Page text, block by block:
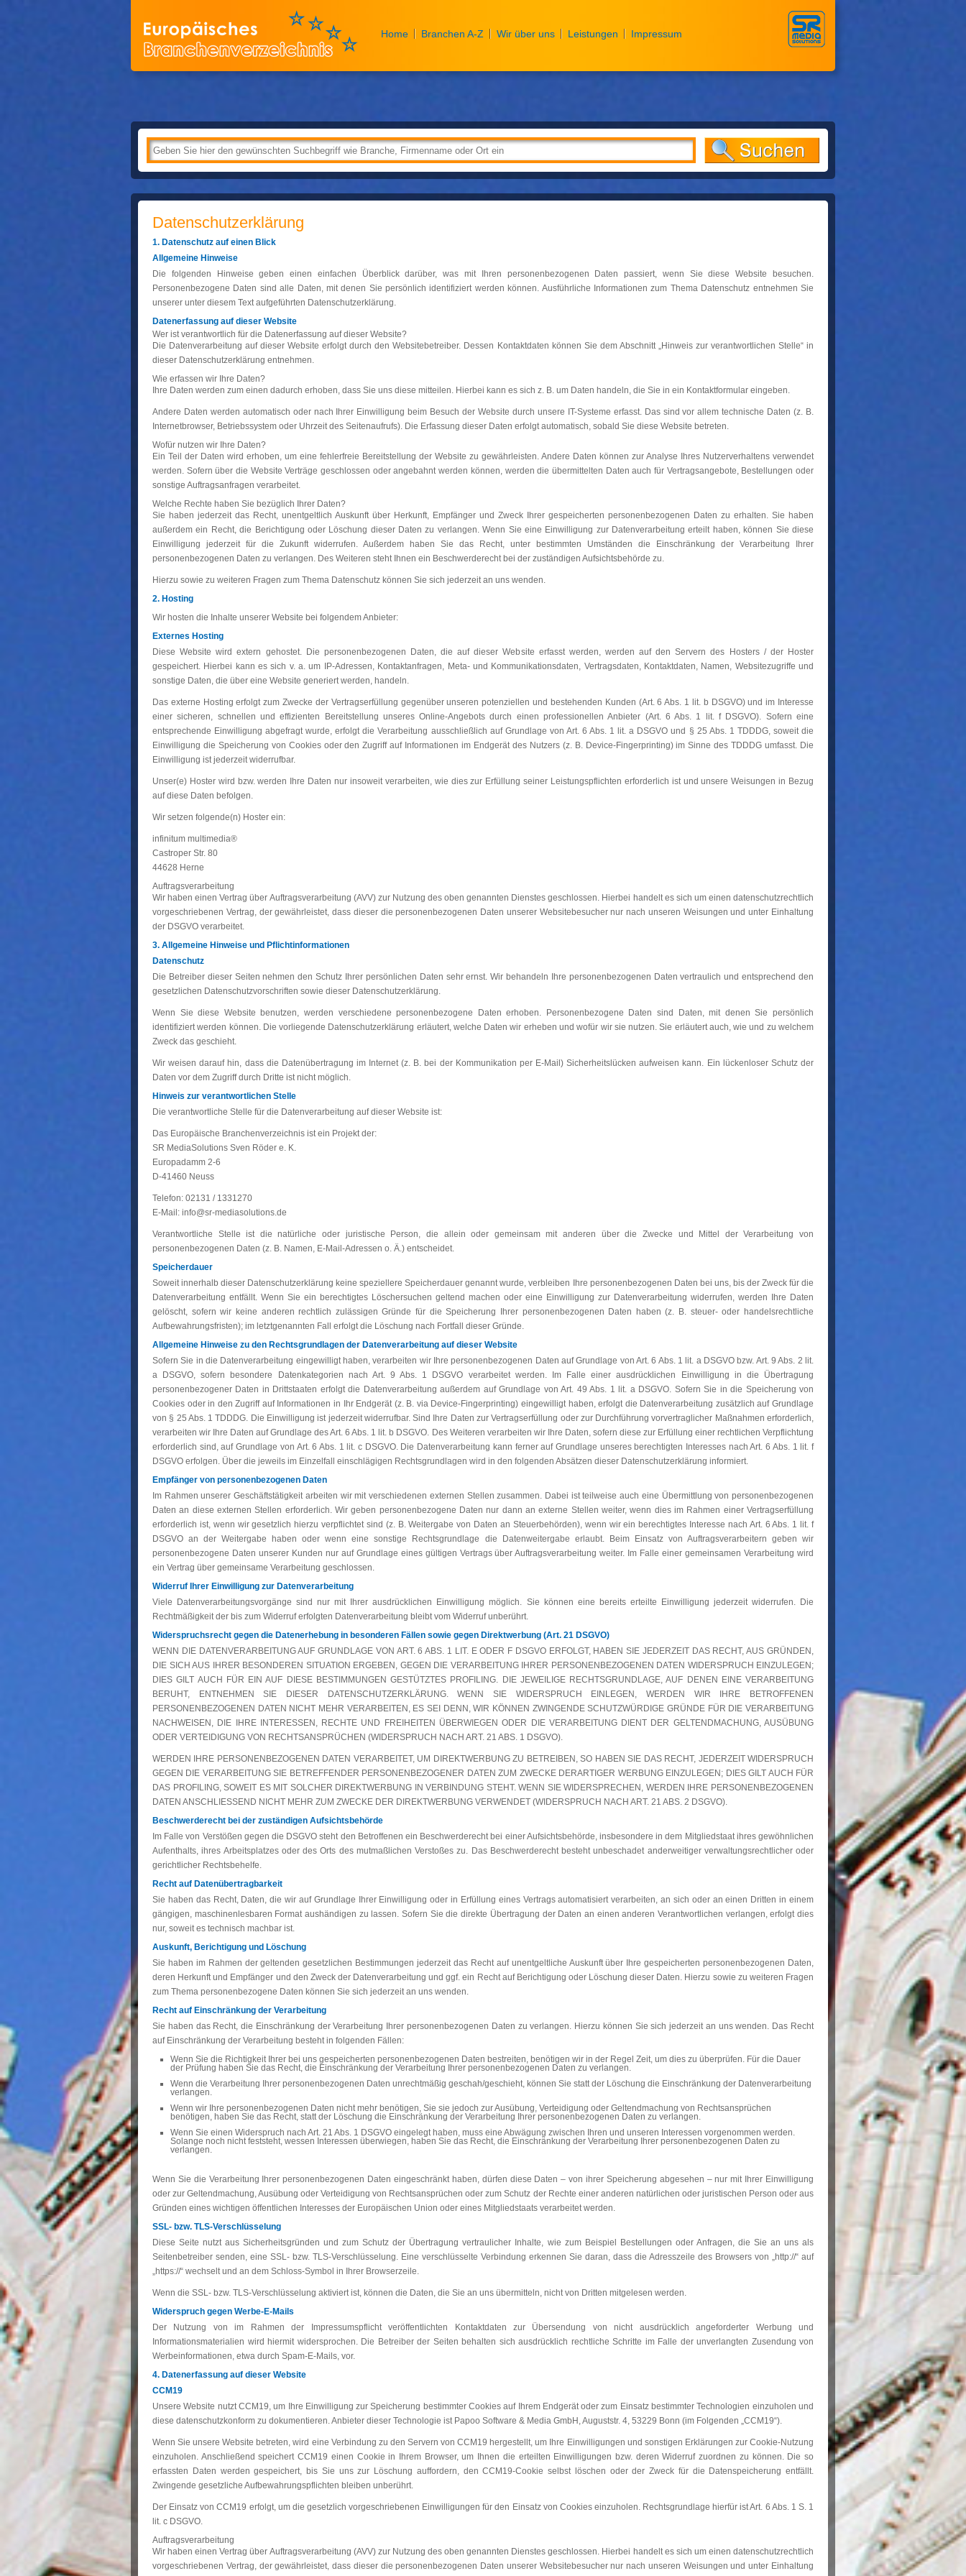
Home Branchen A-Z Wir über uns Leistungen Impressum
Datenschutz­erklärung
1. Datenschutz auf einen Blick
Allgemeine Hinweise
Die folgenden Hinweise geben einen einfachen Überblick darüber, was mit Ihren personenbezogenen Daten passiert, wenn Sie diese Website besuchen.
Personenbezogene Daten sind alle Daten, mit denen Sie persönlich identifiziert werden können. Ausführliche Informationen zum Thema Datenschutz entnehmen Sie
unserer unter diesem Text aufgeführten Datenschutzerklärung.
Datenerfassung auf dieser Website
Wer ist verantwortlich für die Datenerfassung auf dieser Website?
Die Datenverarbeitung auf dieser Website erfolgt durch den Websitebetreiber. Dessen Kontaktdaten können Sie dem Abschnitt „Hinweis zur verantwortlichen Stelle“ in
dieser Datenschutzerklärung entnehmen.
Wie erfassen wir Ihre Daten?
Ihre Daten werden zum einen dadurch erhoben, dass Sie uns diese mitteilen. Hierbei kann es sich z. B. um Daten handeln, die Sie in ein Kontaktformular eingeben.
Andere Daten werden automatisch oder nach Ihrer Einwilligung beim Besuch der Website durch unsere IT-Systeme erfasst. Das sind vor allem technische Daten (z. B.
Internetbrowser, Betriebssystem oder Uhrzeit des Seitenaufrufs). Die Erfassung dieser Daten erfolgt automatisch, sobald Sie diese Website betreten.
Wofür nutzen wir Ihre Daten?
Ein Teil der Daten wird erhoben, um eine fehlerfreie Bereitstellung der Website zu gewährleisten. Andere Daten können zur Analyse Ihres Nutzerverhaltens verwendet
werden. Sofern über die Website Verträge geschlossen oder angebahnt werden können, werden die übermittelten Daten auch für Vertragsangebote, Bestellungen oder
sonstige Auftragsanfragen verarbeitet.
Welche Rechte haben Sie bezüglich Ihrer Daten?
Sie haben jederzeit das Recht, unentgeltlich Auskunft über Herkunft, Empfänger und Zweck Ihrer gespeicherten personenbezogenen Daten zu erhalten. Sie haben
außerdem ein Recht, die Berichtigung oder Löschung dieser Daten zu verlangen. Wenn Sie eine Einwilligung zur Datenverarbeitung erteilt haben, können Sie diese
Einwilligung jederzeit für die Zukunft widerrufen. Außerdem haben Sie das Recht, unter bestimmten Umständen die Einschränkung der Verarbeitung Ihrer
personenbezogenen Daten zu verlangen. Des Weiteren steht Ihnen ein Beschwerderecht bei der zuständigen Aufsichtsbehörde zu.
Hierzu sowie zu weiteren Fragen zum Thema Datenschutz können Sie sich jederzeit an uns wenden.
2. Hosting
Wir hosten die Inhalte unserer Website bei folgendem Anbieter:
Externes Hosting
Diese Website wird extern gehostet. Die personenbezogenen Daten, die auf dieser Website erfasst werden, werden auf den Servern des Hosters / der Hoster
gespeichert. Hierbei kann es sich v. a. um IP-Adressen, Kontaktanfragen, Meta- und Kommunikationsdaten, Vertragsdaten, Kontaktdaten, Namen, Websitezugriffe und
sonstige Daten, die über eine Website generiert werden, handeln.
Das externe Hosting erfolgt zum Zwecke der Vertragserfüllung gegenüber unseren potenziellen und bestehenden Kunden (Art. 6 Abs. 1 lit. b DSGVO) und im Interesse
einer sicheren, schnellen und effizienten Bereitstellung unseres Online-Angebots durch einen professionellen Anbieter (Art. 6 Abs. 1 lit. f DSGVO). Sofern eine
entsprechende Einwilligung abgefragt wurde, erfolgt die Verarbeitung ausschließlich auf Grundlage von Art. 6 Abs. 1 lit. a DSGVO und § 25 Abs. 1 TDDDG, soweit die
Einwilligung die Speicherung von Cookies oder den Zugriff auf Informationen im Endgerät des Nutzers (z. B. Device-Fingerprinting) im Sinne des TDDDG umfasst. Die
Einwilligung ist jederzeit widerrufbar.
Unser(e) Hoster wird bzw. werden Ihre Daten nur insoweit verarbeiten, wie dies zur Erfüllung seiner Leistungspflichten erforderlich ist und unsere Weisungen in Bezug
auf diese Daten befolgen.
Wir setzen folgende(n) Hoster ein:
infinitum multimedia®
Castroper Str. 80
44628 Herne
Auftragsverarbeitung
Wir haben einen Vertrag über Auftragsverarbeitung (AVV) zur Nutzung des oben genannten Dienstes geschlossen. Hierbei handelt es sich um einen datenschutzrechtlich
vorgeschriebenen Vertrag, der gewährleistet, dass dieser die personenbezogenen Daten unserer Websitebesucher nur nach unseren Weisungen und unter Einhaltung
der DSGVO verarbeitet.
3. Allgemeine Hinweise und Pflicht­informationen
Datenschutz
Die Betreiber dieser Seiten nehmen den Schutz Ihrer persönlichen Daten sehr ernst. Wir behandeln Ihre personenbezogenen Daten vertraulich und entsprechend den
gesetzlichen Datenschutzvorschriften sowie dieser Datenschutzerklärung.
Wenn Sie diese Website benutzen, werden verschiedene personenbezogene Daten erhoben. Personenbezogene Daten sind Daten, mit denen Sie persönlich
identifiziert werden können. Die vorliegende Datenschutzerklärung erläutert, welche Daten wir erheben und wofür wir sie nutzen. Sie erläutert auch, wie und zu welchem
Zweck das geschieht.
Wir weisen darauf hin, dass die Datenübertragung im Internet (z. B. bei der Kommunikation per E-Mail) Sicherheitslücken aufweisen kann. Ein lückenloser Schutz der
Daten vor dem Zugriff durch Dritte ist nicht möglich.
Hinweis zur verantwortlichen Stelle
Die verantwortliche Stelle für die Datenverarbeitung auf dieser Website ist:
Das Europäische Branchenverzeichnis ist ein Projekt der:
SR MediaSolutions Sven Röder e. K.
Europadamm 2-6
D-41460 Neuss
Telefon: 02131 / 1331270
E-Mail: info@sr-mediasolutions.de
Verantwortliche Stelle ist die natürliche oder juristische Person, die allein oder gemeinsam mit anderen über die Zwecke und Mittel der Verarbeitung von
personenbezogenen Daten (z. B. Namen, E-Mail-Adressen o. Ä.) entscheidet.
Speicherdauer
Soweit innerhalb dieser Datenschutzerklärung keine speziellere Speicherdauer genannt wurde, verbleiben Ihre personenbezogenen Daten bei uns, bis der Zweck für die
Datenverarbeitung entfällt. Wenn Sie ein berechtigtes Löschersuchen geltend machen oder eine Einwilligung zur Datenverarbeitung widerrufen, werden Ihre Daten
gelöscht, sofern wir keine anderen rechtlich zulässigen Gründe für die Speicherung Ihrer personenbezogenen Daten haben (z. B. steuer- oder handelsrechtliche
Aufbewahrungsfristen); im letztgenannten Fall erfolgt die Löschung nach Fortfall dieser Gründe.
Allgemeine Hinweise zu den Rechtsgrundlagen der Datenverarbeitung auf dieser Website
Sofern Sie in die Datenverarbeitung eingewilligt haben, verarbeiten wir Ihre personenbezogenen Daten auf Grundlage von Art. 6 Abs. 1 lit. a DSGVO bzw. Art. 9 Abs. 2 lit.
a DSGVO, sofern besondere Datenkategorien nach Art. 9 Abs. 1 DSGVO verarbeitet werden. Im Falle einer ausdrücklichen Einwilligung in die Übertragung
personenbezogener Daten in Drittstaaten erfolgt die Datenverarbeitung außerdem auf Grundlage von Art. 49 Abs. 1 lit. a DSGVO. Sofern Sie in die Speicherung von
Cookies oder in den Zugriff auf Informationen in Ihr Endgerät (z. B. via Device-Fingerprinting) eingewilligt haben, erfolgt die Datenverarbeitung zusätzlich auf Grundlage
von § 25 Abs. 1 TDDDG. Die Einwilligung ist jederzeit widerrufbar. Sind Ihre Daten zur Vertragserfüllung oder zur Durchführung vorvertraglicher Maßnahmen erforderlich,
verarbeiten wir Ihre Daten auf Grundlage des Art. 6 Abs. 1 lit. b DSGVO. Des Weiteren verarbeiten wir Ihre Daten, sofern diese zur Erfüllung einer rechtlichen Verpflichtung
erforderlich sind, auf Grundlage von Art. 6 Abs. 1 lit. c DSGVO. Die Datenverarbeitung kann ferner auf Grundlage unseres berechtigten Interesses nach Art. 6 Abs. 1 lit. f
DSGVO erfolgen. Über die jeweils im Einzelfall einschlägigen Rechtsgrundlagen wird in den folgenden Absätzen dieser Datenschutzerklärung informiert.
Empfänger von personenbezogenen Daten
Im Rahmen unserer Geschäftstätigkeit arbeiten wir mit verschiedenen externen Stellen zusammen. Dabei ist teilweise auch eine Übermittlung von personenbezogenen
Daten an diese externen Stellen erforderlich. Wir geben personenbezogene Daten nur dann an externe Stellen weiter, wenn dies im Rahmen einer Vertragserfüllung
erforderlich ist, wenn wir gesetzlich hierzu verpflichtet sind (z. B. Weitergabe von Daten an Steuerbehörden), wenn wir ein berechtigtes Interesse nach Art. 6 Abs. 1 lit. f
DSGVO an der Weitergabe haben oder wenn eine sonstige Rechtsgrundlage die Datenweitergabe erlaubt. Beim Einsatz von Auftragsverarbeitern geben wir
personenbezogene Daten unserer Kunden nur auf Grundlage eines gültigen Vertrags über Auftragsverarbeitung weiter. Im Falle einer gemeinsamen Verarbeitung wird
ein Vertrag über gemeinsame Verarbeitung geschlossen.
Widerruf Ihrer Einwilligung zur Datenverarbeitung
Viele Datenverarbeitungsvorgänge sind nur mit Ihrer ausdrücklichen Einwilligung möglich. Sie können eine bereits erteilte Einwilligung jederzeit widerrufen. Die
Rechtmäßigkeit der bis zum Widerruf erfolgten Datenverarbeitung bleibt vom Widerruf unberührt.
Widerspruchsrecht gegen die Datenerhebung in besonderen Fällen sowie gegen Direktwerbung (Art. 21 DSGVO)
WENN DIE DATENVERARBEITUNG AUF GRUNDLAGE VON ART. 6 ABS. 1 LIT. E ODER F DSGVO ERFOLGT, HABEN SIE JEDERZEIT DAS RECHT, AUS GRÜNDEN,
DIE SICH AUS IHRER BESONDEREN SITUATION ERGEBEN, GEGEN DIE VERARBEITUNG IHRER PERSONENBEZOGENEN DATEN WIDERSPRUCH EINZULEGEN;
DIES GILT AUCH FÜR EIN AUF DIESE BESTIMMUNGEN GESTÜTZTES PROFILING. DIE JEWEILIGE RECHTSGRUNDLAGE, AUF DENEN EINE VERARBEITUNG
BERUHT, ENTNEHMEN SIE DIESER DATENSCHUTZERKLÄRUNG. WENN SIE WIDERSPRUCH EINLEGEN, WERDEN WIR IHRE BETROFFENEN
PERSONENBEZOGENEN DATEN NICHT MEHR VERARBEITEN, ES SEI DENN, WIR KÖNNEN ZWINGENDE SCHUTZWÜRDIGE GRÜNDE FÜR DIE VERARBEITUNG
NACHWEISEN, DIE IHRE INTERESSEN, RECHTE UND FREIHEITEN ÜBERWIEGEN ODER DIE VERARBEITUNG DIENT DER GELTENDMACHUNG, AUSÜBUNG
ODER VERTEIDIGUNG VON RECHTSANSPRÜCHEN (WIDERSPRUCH NACH ART. 21 ABS. 1 DSGVO).
WERDEN IHRE PERSONENBEZOGENEN DATEN VERARBEITET, UM DIREKTWERBUNG ZU BETREIBEN, SO HABEN SIE DAS RECHT, JEDERZEIT WIDERSPRUCH
GEGEN DIE VERARBEITUNG SIE BETREFFENDER PERSONENBEZOGENER DATEN ZUM ZWECKE DERARTIGER WERBUNG EINZULEGEN; DIES GILT AUCH FÜR
DAS PROFILING, SOWEIT ES MIT SOLCHER DIREKTWERBUNG IN VERBINDUNG STEHT. WENN SIE WIDERSPRECHEN, WERDEN IHRE PERSONENBEZOGENEN
DATEN ANSCHLIESSEND NICHT MEHR ZUM ZWECKE DER DIREKTWERBUNG VERWENDET (WIDERSPRUCH NACH ART. 21 ABS. 2 DSGVO).
Beschwerde­recht bei der zuständigen Aufsichts­behörde
Im Falle von Verstößen gegen die DSGVO steht den Betroffenen ein Beschwerderecht bei einer Aufsichtsbehörde, insbesondere in dem Mitgliedstaat ihres gewöhnlichen
Aufenthalts, ihres Arbeitsplatzes oder des Orts des mutmaßlichen Verstoßes zu. Das Beschwerderecht besteht unbeschadet anderweitiger verwaltungsrechtlicher oder
gerichtlicher Rechtsbehelfe.
Recht auf Daten­übertrag­barkeit
Sie haben das Recht, Daten, die wir auf Grundlage Ihrer Einwilligung oder in Erfüllung eines Vertrags automatisiert verarbeiten, an sich oder an einen Dritten in einem
gängigen, maschinenlesbaren Format aushändigen zu lassen. Sofern Sie die direkte Übertragung der Daten an einen anderen Verantwortlichen verlangen, erfolgt dies
nur, soweit es technisch machbar ist.
Auskunft, Berichtigung und Löschung
Sie haben im Rahmen der geltenden gesetzlichen Bestimmungen jederzeit das Recht auf unentgeltliche Auskunft über Ihre gespeicherten personenbezogenen Daten,
deren Herkunft und Empfänger und den Zweck der Datenverarbeitung und ggf. ein Recht auf Berichtigung oder Löschung dieser Daten. Hierzu sowie zu weiteren Fragen
zum Thema personenbezogene Daten können Sie sich jederzeit an uns wenden.
Recht auf Einschränkung der Verarbeitung
Sie haben das Recht, die Einschränkung der Verarbeitung Ihrer personenbezogenen Daten zu verlangen. Hierzu können Sie sich jederzeit an uns wenden. Das Recht
auf Einschränkung der Verarbeitung besteht in folgenden Fällen:
Wenn Sie die Richtigkeit Ihrer bei uns gespeicherten personenbezogenen Daten bestreiten, benötigen wir in der Regel Zeit, um dies zu überprüfen. Für die Dauer
der Prüfung haben Sie das Recht, die Einschränkung der Verarbeitung Ihrer personenbezogenen Daten zu verlangen.
Wenn die Verarbeitung Ihrer personenbezogenen Daten unrechtmäßig geschah/geschieht, können Sie statt der Löschung die Einschränkung der Datenverarbeitung
verlangen.
Wenn wir Ihre personenbezogenen Daten nicht mehr benötigen, Sie sie jedoch zur Ausübung, Verteidigung oder Geltendmachung von Rechtsansprüchen
benötigen, haben Sie das Recht, statt der Löschung die Einschränkung der Verarbeitung Ihrer personenbezogenen Daten zu verlangen.
Wenn Sie einen Widerspruch nach Art. 21 Abs. 1 DSGVO eingelegt haben, muss eine Abwägung zwischen Ihren und unseren Interessen vorgenommen werden.
Solange noch nicht feststeht, wessen Interessen überwiegen, haben Sie das Recht, die Einschränkung der Verarbeitung Ihrer personenbezogenen Daten zu
verlangen.
Wenn Sie die Verarbeitung Ihrer personenbezogenen Daten eingeschränkt haben, dürfen diese Daten – von ihrer Speicherung abgesehen – nur mit Ihrer Einwilligung
oder zur Geltendmachung, Ausübung oder Verteidigung von Rechtsansprüchen oder zum Schutz der Rechte einer anderen natürlichen oder juristischen Person oder aus
Gründen eines wichtigen öffentlichen Interesses der Europäischen Union oder eines Mitgliedstaats verarbeitet werden.
SSL- bzw. TLS-Verschlüsselung
Diese Seite nutzt aus Sicherheitsgründen und zum Schutz der Übertragung vertraulicher Inhalte, wie zum Beispiel Bestellungen oder Anfragen, die Sie an uns als
Seitenbetreiber senden, eine SSL- bzw. TLS-Verschlüsselung. Eine verschlüsselte Verbindung erkennen Sie daran, dass die Adresszeile des Browsers von „http://“ auf
„https://“ wechselt und an dem Schloss-Symbol in Ihrer Browserzeile.
Wenn die SSL- bzw. TLS-Verschlüsselung aktiviert ist, können die Daten, die Sie an uns übermitteln, nicht von Dritten mitgelesen werden.
Widerspruch gegen Werbe-E-Mails
Der Nutzung von im Rahmen der Impressumspflicht veröffentlichten Kontaktdaten zur Übersendung von nicht ausdrücklich angeforderter Werbung und
Informationsmaterialien wird hiermit widersprochen. Die Betreiber der Seiten behalten sich ausdrücklich rechtliche Schritte im Falle der unverlangten Zusendung von
Werbeinformationen, etwa durch Spam-E-Mails, vor.
4. Datenerfassung auf dieser Website
CCM19
Unsere Website nutzt CCM19, um Ihre Einwilligung zur Speicherung bestimmter Cookies auf Ihrem Endgerät oder zum Einsatz bestimmter Technologien einzuholen und
diese datenschutzkonform zu dokumentieren. Anbieter dieser Technologie ist Papoo Software & Media GmbH, Auguststr. 4, 53229 Bonn (im Folgenden „CCM19“).
Wenn Sie unsere Website betreten, wird eine Verbindung zu den Servern von CCM19 hergestellt, um Ihre Einwilligungen und sonstigen Erklärungen zur Cookie-Nutzung
einzuholen. Anschließend speichert CCM19 einen Cookie in Ihrem Browser, um Ihnen die erteilten Einwilligungen bzw. deren Widerruf zuordnen zu können. Die so
erfassten Daten werden gespeichert, bis Sie uns zur Löschung auffordern, den CCM19-Cookie selbst löschen oder der Zweck für die Datenspeicherung entfällt.
Zwingende gesetzliche Aufbewahrungspflichten bleiben unberührt.
Der Einsatz von CCM19 erfolgt, um die gesetzlich vorgeschriebenen Einwilligungen für den Einsatz von Cookies einzuholen. Rechtsgrundlage hierfür ist Art. 6 Abs. 1 S. 1
lit. c DSGVO.
Auftragsverarbeitung
Wir haben einen Vertrag über Auftragsverarbeitung (AVV) zur Nutzung des oben genannten Dienstes geschlossen. Hierbei handelt es sich um einen datenschutzrechtlich
vorgeschriebenen Vertrag, der gewährleistet, dass dieser die personenbezogenen Daten unserer Websitebesucher nur nach unseren Weisungen und unter Einhaltung